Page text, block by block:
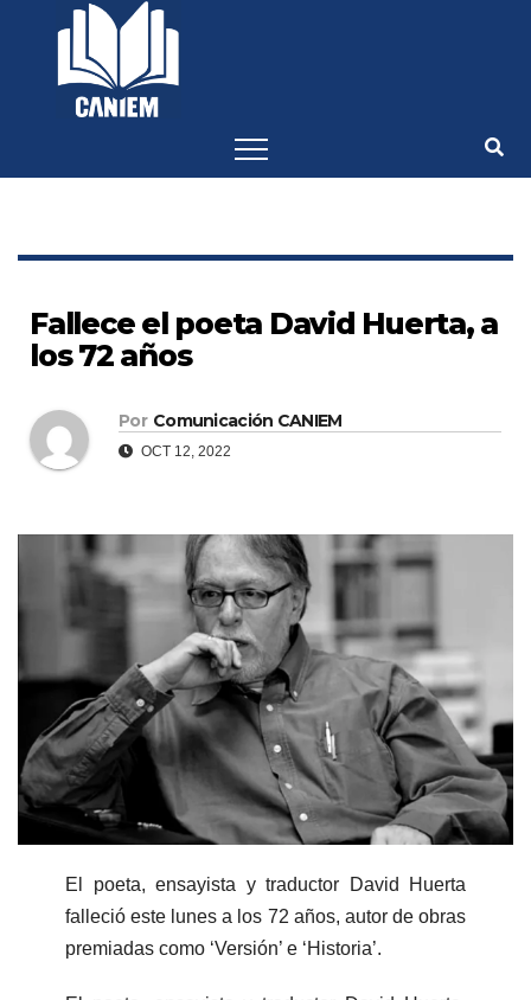
Fallece el poeta David Huerta, a
los 72 años
Por Comunicación CANIEM
OCT 12, 2022
El poeta, ensayista y traductor David Huerta
falleció este lunes a los 72 años, autor de obras
premiadas como ‘Versión’ e ‘Historia’.